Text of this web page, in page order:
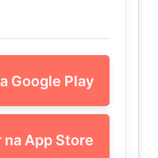
Google Play
na App Store